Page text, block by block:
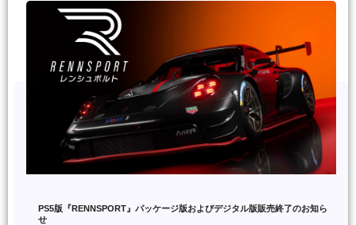
PS5版『RENNSPORT』パッケージ版およびデジタル版販売終了のお知ら
せ